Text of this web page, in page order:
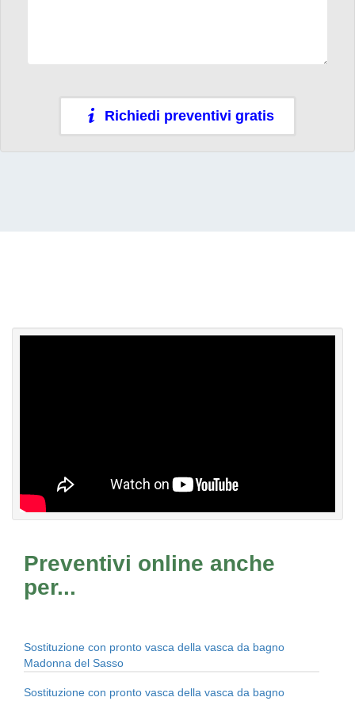
Richiedi preventivi gratis
Preventivi online anche
per...
Sostituzione con pronto vasca della vasca da bagno
Madonna del Sasso
Sostituzione con pronto vasca della vasca da bagno